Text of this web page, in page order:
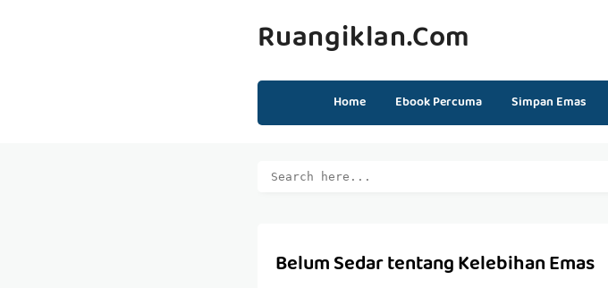
Ruangiklan.com
Home Ebook Percuma Simpan Emas
Belum Sedar tentang Kelebihan Emas